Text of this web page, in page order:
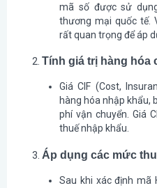
mã số được sử
thương mại quốc tế.
rất quan trọng để áp
Tính giá trị hàng hóa
Giá CIF (Cost,
hàng hóa nhập khẩu,
phí vận chuyển. Giá
thuế nhập khẩu.
Áp dụng các mức
Sau khi xác định mã